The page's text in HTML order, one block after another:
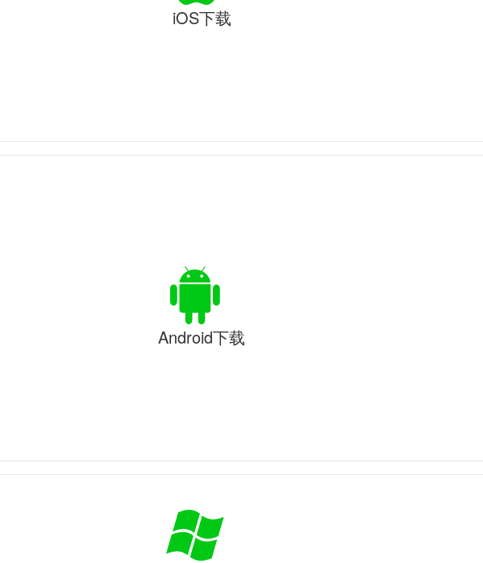
iOS下载
Android下载